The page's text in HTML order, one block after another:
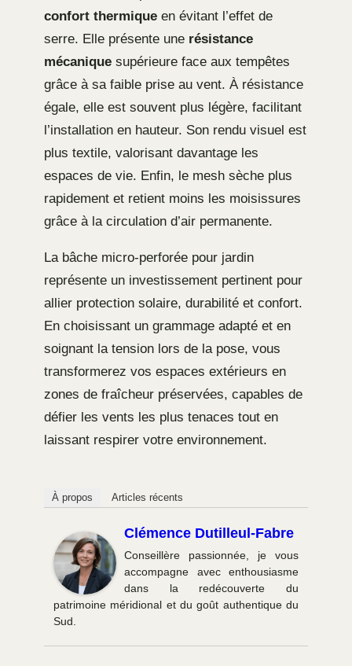
confort thermique en évitant l’effet de
serre. Elle présente une résistance
mécanique supérieure face aux tempêtes
grâce à sa faible prise au vent. À résistance
égale, elle est souvent plus légère, facilitant
l’installation en hauteur. Son rendu visuel est
plus textile, valorisant davantage les
espaces de vie. Enfin, le mesh sèche plus
rapidement et retient moins les moisissures
grâce à la circulation d’air permanente.
La bâche micro-perforée pour jardin
représente un investissement pertinent pour
allier protection solaire, durabilité et confort.
En choisissant un grammage adapté et en
soignant la tension lors de la pose, vous
transformerez vos espaces extérieurs en
zones de fraîcheur préservées, capables de
défier les vents les plus tenaces tout en
laissant respirer votre environnement.
À propos Articles récents
Clémence Dutilleul-Fabre
Conseillère passionnée, je vous
accompagne avec enthousiasme
dans la redécouverte du
patrimoine méridional et du goût authentique du
Sud.